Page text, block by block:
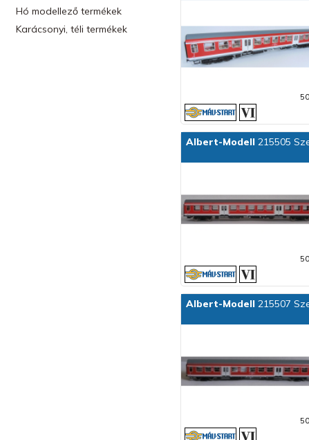
Hó modellező termékek
Karácsonyi, téli termékek
Albert-Modell 215505
Albert-Modell 215507